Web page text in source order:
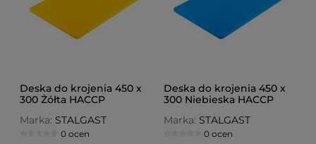
Deska do krojenia 450 x
300 Żółta HACCP
Marka: STALGAST
0 ocen
Deska do krojenia 450 x
300 Niebieska HACCP
Marka: STALGAST
0 ocen